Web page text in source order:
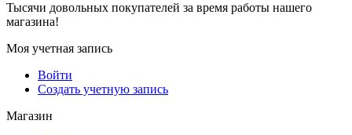
Тысячи довольных покупателей за время работы нашего
магазина!
Моя учетная запись
Войти
Создать учетную запись
Магазин